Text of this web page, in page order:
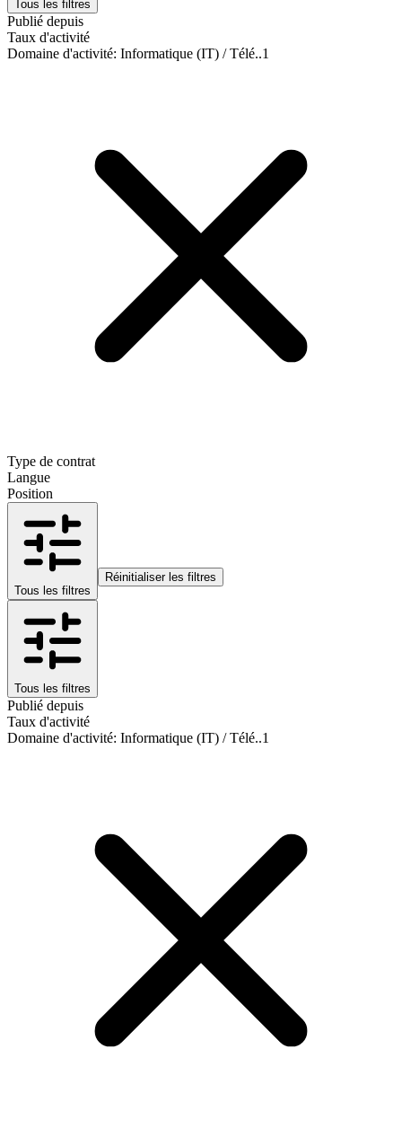
Tous les filtres
Publié depuis
Taux d'activité
Domaine d'activité: Informatique (IT) / Télé..1
Type de contrat
Langue
Position
Tous les filtres
Réinitialiser les filtres
Tous les filtres
Publié depuis
Taux d'activité
Domaine d'activité: Informatique (IT) / Télé..1